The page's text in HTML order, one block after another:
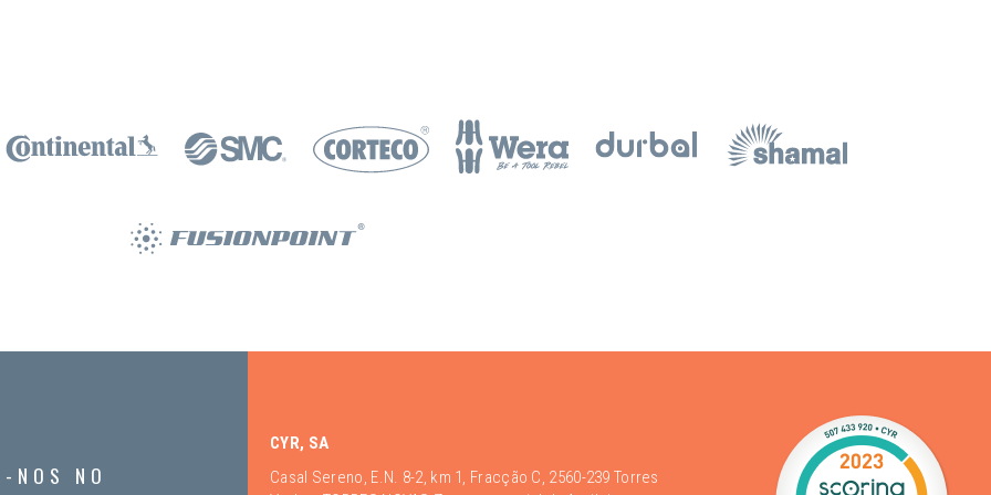
NOS NO
CYR, SA
Casal Sereno, E.N. 8-2, km 1, Fracção C, 2560-239 Torres